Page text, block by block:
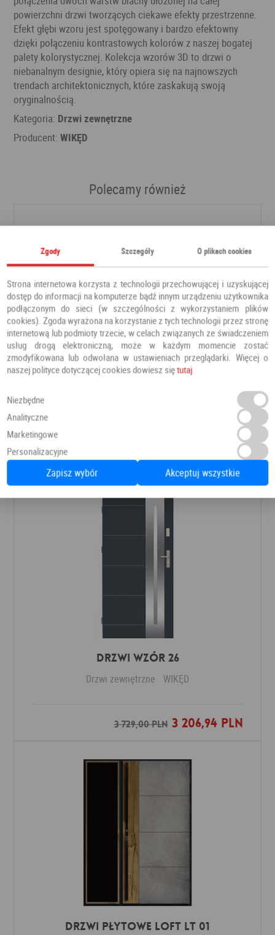
powierzchni drzwi tworzących ciekawe efekty przestrzenne.
Efekt głębi wzoru jest spotęgowany i bardzo efektowny
dzięki połączeniu kontrastowych kolorów z naszej bogatej
palety kolorystycznej. Kolekcja wzorów 3D to drzwi o
niebanalnym designie, który opiera się na najnowszych
trendach architektonicznych, które zaskakują swoją
oryginalnością.
Kategoria: Drzwi zewnętrzne
Producent:WIKĘD
Polecamy również
8 366,00 PLN
Drzwi Wzór 26
Drzwi zewnętrzne WIKĘD
3 729,00 PLN3 206,94 PLN
Dodaj do ulubionych
DRZWI PŁYTOWE LOFT LT 01
Zgody Szczegóły O plikach cookies
Strona internetowa korzysta z technologii przechowującej i uzyskującej
dostęp do informacji na komputerze bądź innym urządzeniu użytkownika
podłączonym do sieci (w szczególności z wykorzystaniem plików
cookies). Zgoda wyrażona na korzystanie z tych technologii przez stronę
internetową lub podmioty trzecie, w celach związanych ze świadczeniem
usług drogą elektroniczną, może w każdym momencie zostać
zmodyfikowana lub odwołana w ustawieniach przeglądarki. Więcej o
naszej polityce dotyczącej cookies dowiesz siętutaj
Niezbędne
Analityczne
Marketingowe
Personalizacyjne
Zapisz wybór Akceptuj wszystkie